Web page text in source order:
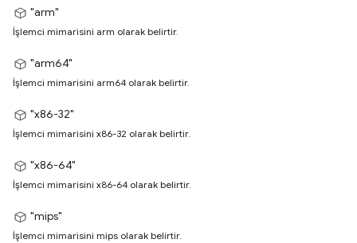
"arm"
İşlemci mimarisini arm olarak belirtir.
"arm64"
İşlemci mimarisini arm64 olarak belirtir.
"x86-32"
İşlemci mimarisini x86-32 olarak belirtir.
"x86-64"
İşlemci mimarisini x86-64 olarak belirtir.
"mips"
İşlemci mimarisini mips olarak belirtir.